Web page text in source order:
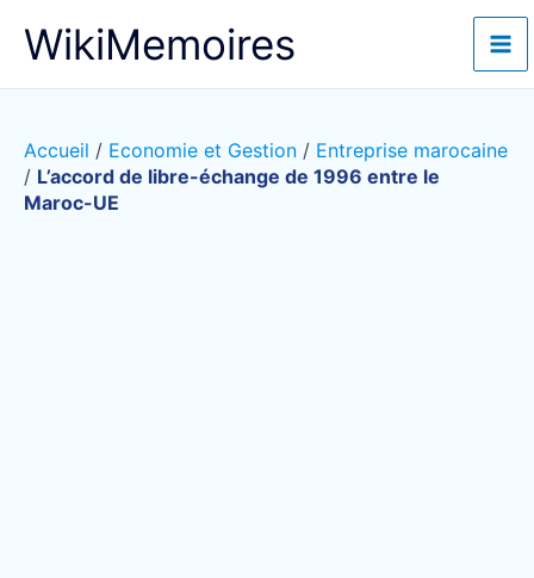
WikiMemoires
Accueil / Economie et Gestion / Entreprise marocaine
/ L’accord de libre-échange de 1996 entre le
Maroc-UE